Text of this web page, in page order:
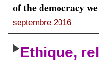
of the democracy
septembre 2016
Ethique,